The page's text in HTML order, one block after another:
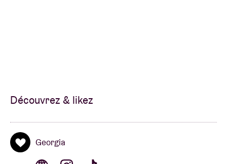
Découvrez & likez
Georgia